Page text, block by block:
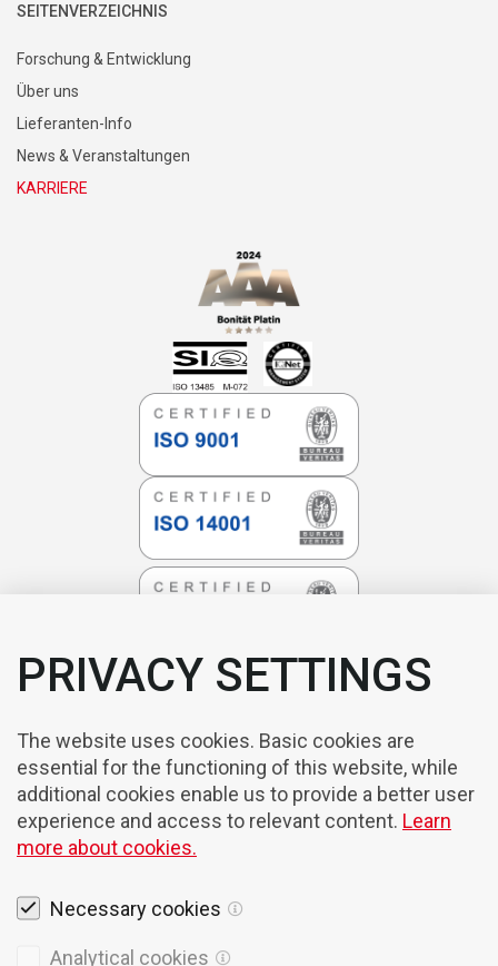
SEITENVERZEICHNIS
Forschung & Entwicklung
Über uns
Lieferanten-Info
News & Veranstaltungen
KARRIERE
PRIVACY SETTINGS
The website uses cookies. Basic cookies are
essential for the functioning of this website, while
additional cookies enable us to provide a better user
experience and access to relevant content. Learn
more about cookies.
Necessary cookies
Analytical cookies